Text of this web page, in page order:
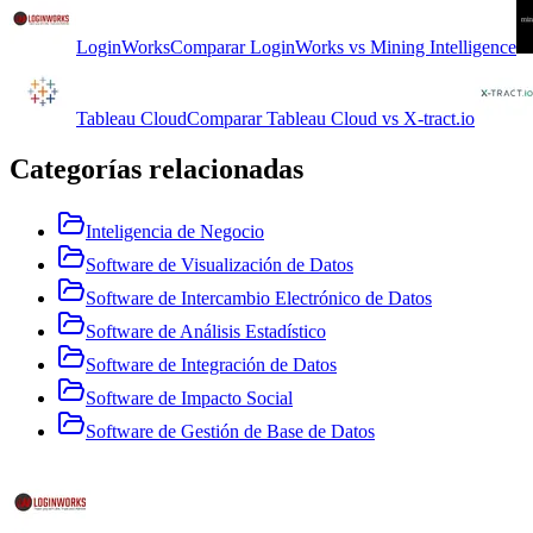
LoginWorksComparar LoginWorks vs Mining Intelligence
Tableau CloudComparar Tableau Cloud vs X-tract.io
Categorías relacionadas
Inteligencia de Negocio
Software de Visualización de Datos
Software de Intercambio Electrónico de Datos
Software de Análisis Estadístico
Software de Integración de Datos
Software de Impacto Social
Software de Gestión de Base de Datos